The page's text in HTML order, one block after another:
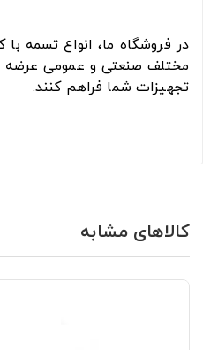
در فروشگاه ما، انواع تسمه با
مختلف صنعتی و عمومی عرضه
تجهیزات شما فراهم کنند.
کالاهای مشابه